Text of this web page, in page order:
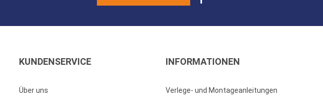
KUNDENSERVICE
Über uns
INFORMATIONEN
Verlege- und Montageanleitungen